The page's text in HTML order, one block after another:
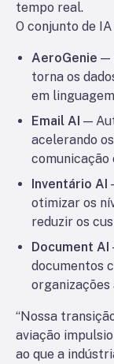
tempo real.
O conjunto de
AeroGenie —
torna os
em
Email AI —
acelerando
comunicação
Inventário AI
otimizar os
reduzir os
Document AI
documentos
“Nossa
aviação
ao que a